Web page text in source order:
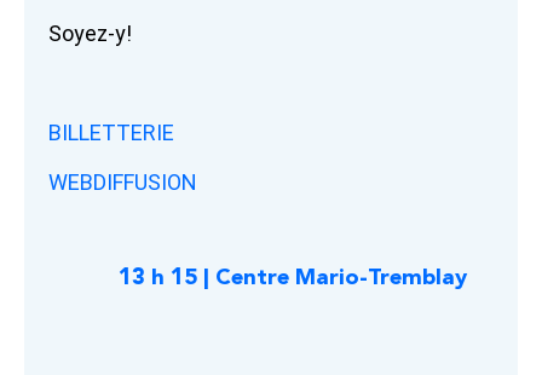
Soyez-y!
BILLETTERIE
WEBDIFFUSION
13 h 15 | Centre Mario-Tremblay